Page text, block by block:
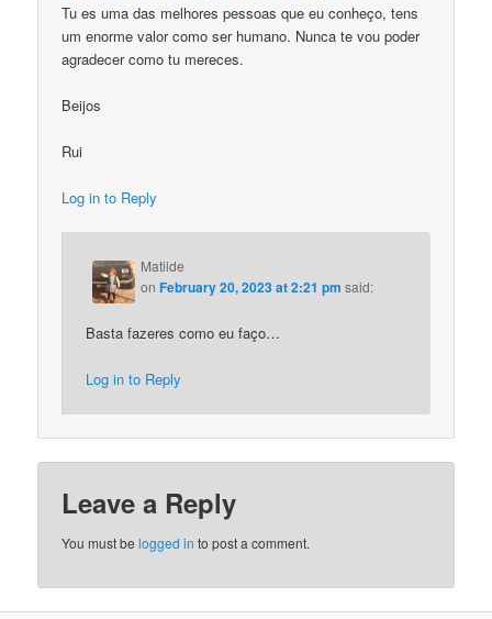
Tu es uma das melhores pessoas que eu conheço, tens
um enorme valor como ser humano. Nunca te vou poder
agradecer como tu mereces.
Beijos
Rui
Log in to Reply
Matilde
onFebruary 20, 2023 at 2:21 pm said:
Basta fazeres como eu faço…
Log in to Reply
Leave a Reply
You must belogged in to post a comment.